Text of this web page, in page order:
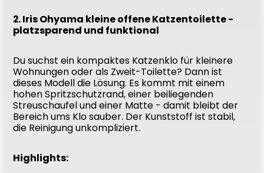
2. Iris Ohyama kleine offene Katzentoilette -
platzsparend und funktional
Du suchst ein kompaktes Katzenklo für kleinere
Wohnungen oder als Zweit-Toilette? Dann ist
dieses Modell die Lösung. Es kommt mit einem
hohen Spritzschutzrand, einer beiliegenden
Streuschaufel und einer Matte - damit bleibt der
Bereich ums Klo sauber. Der Kunststoff ist stabil,
die Reinigung unkompliziert.
Highlights: